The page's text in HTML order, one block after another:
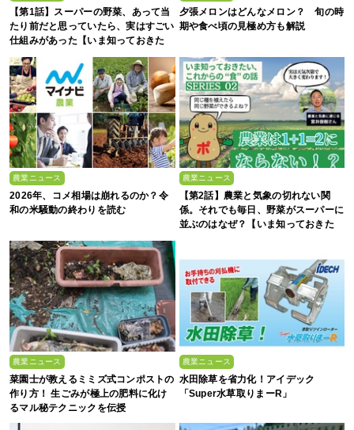
【第1話】スーパーの野菜、あって当
たり前だと思っていたら、実はすごい
仕組みがあった【いま知っておきた
い、これからの”食”の話】
夕張メロンはどんなメロン？ 旬の時
期や食べ頃の見極め方も解説
農業ニュース
2026年、コメ相場は崩れるのか？令
和の米騒動の終わりを読む
農業ニュース
【第2話】農業と気象の切れない関
係。それでも毎日、野菜がスーパーに
並ぶのはなぜ？【いま知っておきた
農業ニュース
菜園士が教えるミミズ式コンポストの
作り方！ 生ごみが極上の肥料に化け
るマル秘テクニックを伝授
農業ニュース
水田除草を省力化！アイデック
「Super水草取りまーR」